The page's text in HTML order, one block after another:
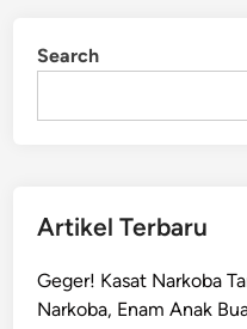
Search
Artikel Terbaru
Geger! Kasat Narkoba
Narkoba, Enam Anak